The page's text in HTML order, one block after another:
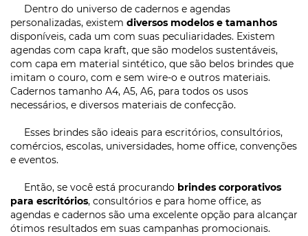
Dentro do universo de cadernos e agendas
personalizadas, existem diversos modelos e tamanhos
disponíveis, cada um com suas peculiaridades. Existem
agendas com capa kraft, que são modelos sustentáveis,
com capa em material sintético, que são belos brindes que
imitam o couro, com e sem wire-o e outros materiais.
Cadernos tamanho A4, A5, A6, para todos os usos
necessários, e diversos materiais de confecção.
Esses brindes são ideais para escritórios, consultórios,
comércios, escolas, universidades, home office, convenções
e eventos.
Então, se você está procurando brindes corporativos
para escritórios, consultórios e para home office, as
agendas e cadernos são uma excelente opção para alcançar
ótimos resultados em suas campanhas promocionais.